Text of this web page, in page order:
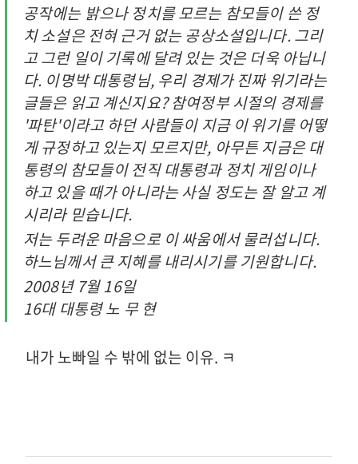
공작에는 밝으나 정치를 모르는 참모들이 쓴 정
치 소설은 전혀 근거 없는 공상소설입니다. 그리
고 그런 일이 기록에 달려 있는 것은 더욱 아닙니
다. 이명박 대통령님, 우리 경제가 진짜 위기라는
글들은 읽고 계신지요? 참여정부 시절의 경제를
'파탄'이라고 하던 사람들이 지금 이 위기를 어떻
게 규정하고 있는지 모르지만, 아무튼 지금은 대
통령의 참모들이 전직 대통령과 정치 게임이나
하고 있을 때가 아니라는 사실 정도는 잘 알고 계
시리라 믿습니다.
저는 두려운 마음으로 이 싸움에서 물러섭니다.
하느님께서 큰 지혜를 내리시기를 기원합니다.
2008년 7월 16일
16대 대통령 노 무 현
내가 노빠일 수 밖에 없는 이유. ㅋ